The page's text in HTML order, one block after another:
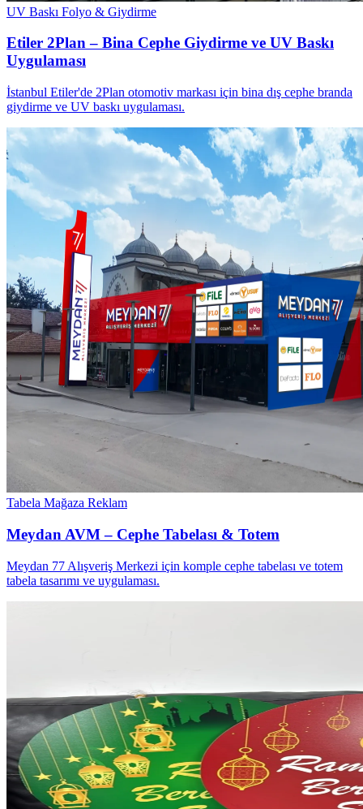
UV Baskı Folyo & Giydirme
Etiler 2Plan – Bina Cephe Giydirme ve UV Baskı
Uygulaması
İstanbul Etiler'de 2Plan otomotiv markası için bina dış cephe branda
giydirme ve UV baskı uygulaması.
Tabela Mağaza Reklam
Meydan AVM – Cephe Tabelası & Totem
Meydan 77 Alışveriş Merkezi için komple cephe tabelası ve totem
tabela tasarımı ve uygulaması.